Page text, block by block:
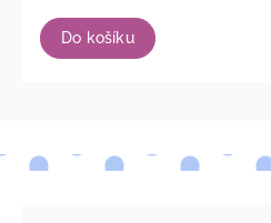
Do košíku